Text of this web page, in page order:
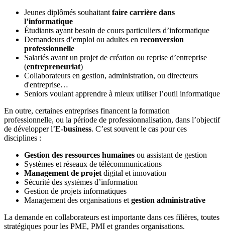
Jeunes diplômés souhaitant faire carrière dans
l’informatique
Étudiants ayant besoin de cours particuliers d’informatique
Demandeurs d’emploi ou adultes en reconversion
professionnelle
Salariés avant un projet de création ou reprise d’entreprise
(entrepreneuriat)
Collaborateurs en gestion, administration, ou directeurs
d'entreprise…
Seniors voulant apprendre à mieux utiliser l’outil informatique
En outre, certaines entreprises financent la formation
professionnelle, ou la période de professionnalisation, dans l’objectif
de développer l’E-business. C’est souvent le cas pour ces
disciplines :
Gestion des ressources humaines ou assistant de gestion
Systèmes et réseaux de télécommunications
Management de projet digital et innovation
Sécurité des systèmes d’information
Gestion de projets informatiques
Management des organisations et gestion administrative
La demande en collaborateurs est importante dans ces filières, toutes
stratégiques pour les PME, PMI et grandes organisations.